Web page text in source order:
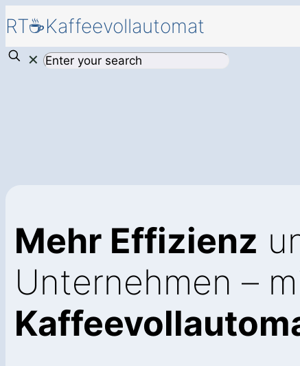
RT☕Kaffeevollautomat
✕
Mehr Effizienz
Unternehmen –